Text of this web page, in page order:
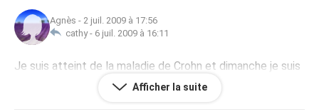
Agnès - 2 juil. 2009 à 17:56
cathy - 6 juil. 2009 à 16:11
Je suis atteint de la maladie de Crohn et dimanche je suis
invitée pour manger une paella. Est-ce compatible à votre
Afficher la suite